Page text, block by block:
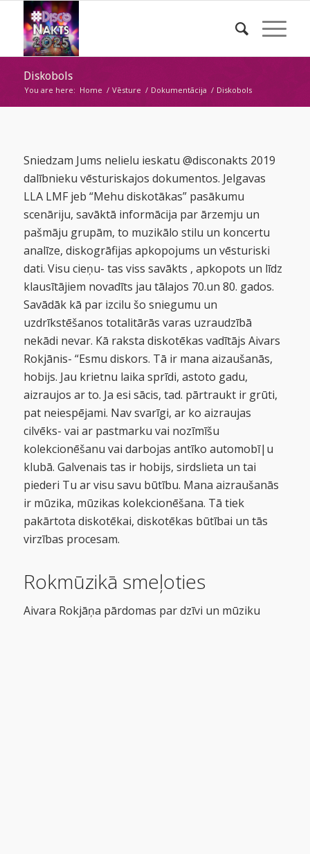
Diskobols
You are here: Home / Vēsture / Dokumentācija / Diskobols
Sniedzam Jums nelielu ieskatu @disconakts 2019
dalībnieku vēsturiskajos dokumentos. Jelgavas
LLA LMF jeb “Mehu diskotākas” pasākumu
scenāriju, savāktā informācija par ārzemju un
pašmāju grupām, to muzikālo stilu un koncertu
analīze, diskogrāfijas apkopojums un vēsturiski
dati. Visu cieņu- tas viss savākts , apkopots un līdz
klausītājiem novadīts jau tālajos 70.un 80. gados.
Savādāk kā par izcilu šo sniegumu un
uzdrīkstēšanos totalitārās varas uzraudzībā
nekādi nevar. Kā raksta diskotēkas vadītājs Aivars
Rokjānis- “Esmu diskors. Tā ir mana aizaušanās,
hobijs. Jau krietnu laika sprīdi, astoto gadu,
aizraujos ar to. Ja esi sācis, tad. pārtraukt ir grūti,
pat neiespējami. Nav svarīgi, ar ko aizraujas
cilvēks- vai ar pastmarku vai nozīmīšu
kolekcionēšanu vai darbojas antīko automobī|u
klubā. Galvenais tas ir hobijs, sirdslieta un tai
piederi Tu ar visu savu būtību. Mana aizraušanās
ir mūzika, mūzikas kolekcionēšana. Tā tiek
pakārtota diskotēkai, diskotēkas būtībai un tās
virzības procesam.
Rokmūzikā smeļoties
Aivara Rokjāņa pārdomas par dzīvi un mūziku